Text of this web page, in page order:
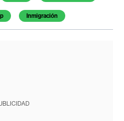
Inmigración